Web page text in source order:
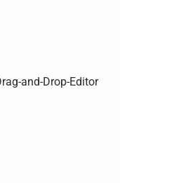
and-Drop-Editor